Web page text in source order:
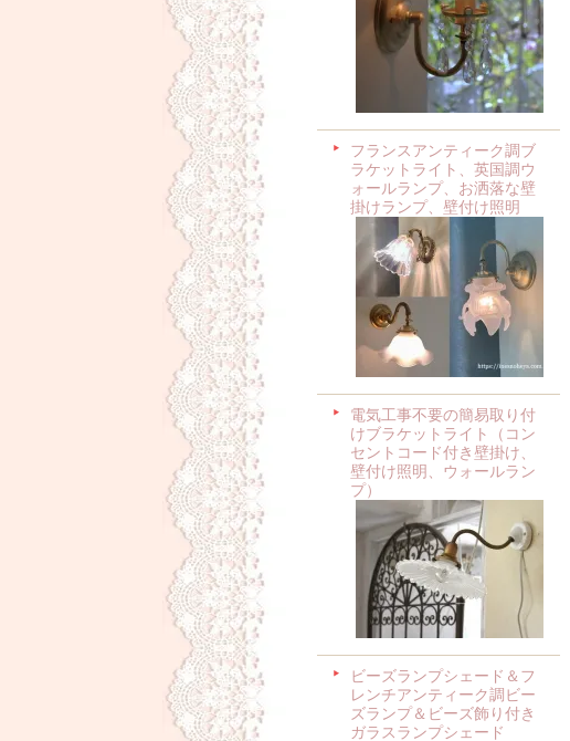
フランスアンティーク調ブ
ラケットライト、英国調ウ
ォールランプ、お洒落な壁
掛けランプ、壁付け照明
電気工事不要の簡易取り付
けブラケットライト（コン
セントコード付き壁掛け、
壁付け照明、ウォールラン
プ）
ビーズランプシェード＆フ
レンチアンティーク調ビー
ズランプ＆ビーズ飾り付き
ガラスランプシェード